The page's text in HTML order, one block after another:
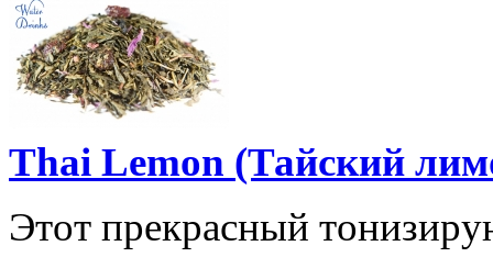
Thai Lemon (Тайский
Этот прекрасный